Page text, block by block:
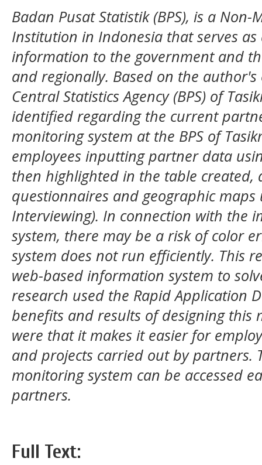
Badan Pusat Statistik (BPS), is a
Institution in Indonesia that serves
information to the government and
and regionally. Based on the
Central Statistics Agency (BPS) of
identified regarding the current
monitoring system at the BPS of
employees inputting partner data
then highlighted in the table created,
questionnaires and geographic maps
Interviewing). In connection with the
system, there may be a risk of color
system does not run efficiently. This
web-based information system to
research used the Rapid Application
benefits and results of designing
were that it makes it easier for
and projects carried out by partners.
monitoring system can be accessed
partners.
Full Text: